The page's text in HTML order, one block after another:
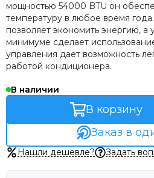
мощностью 54000 BTU он
температуру в любое время
позволяет экономить энергию, а
минимуме сделает
управления дает возможность
работой кондиционера.
В наличии
В корзину
Заказ в
Нашли дешевле? Задать